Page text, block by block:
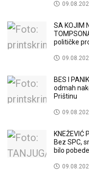
SA KOJIM
političke
BES I
odmah
Prištinu
KNEŽEVIĆ
Bez SPC,
bilo